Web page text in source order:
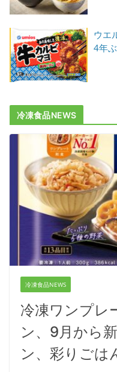
ウエ
4年
冷凍食品NEWS
冷凍食品NEWS
冷凍ワンプ
ン、9月から
ン、彩りごは